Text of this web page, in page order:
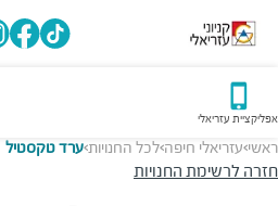
אפליקציית עזריאלי
ראשי>עזריאלי חיפה>לכל החנויות>ערד טקסטיל
חזרה לרשימת החנויות